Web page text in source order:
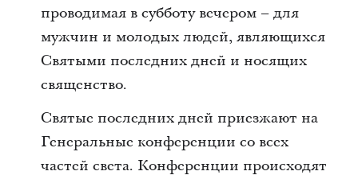
проводимая в субботу вечером – для
мужчин и молодых людей, являющихся
Святыми последних дней и носящих
священство.
Святые последних дней приезжают на
Генеральные конференции со всех
частей света. Конференции происходят